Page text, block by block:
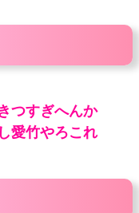
つすぎへんか
愛竹やろこれ